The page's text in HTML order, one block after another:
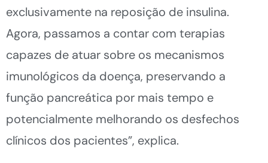
exclusivamente na reposição de insulina.
Agora, passamos a contar com terapias
capazes de atuar sobre os mecanismos
imunológicos da doença, preservando a
função pancreática por mais tempo e
potencialmente melhorando os desfechos
clínicos dos pacientes”, explica.